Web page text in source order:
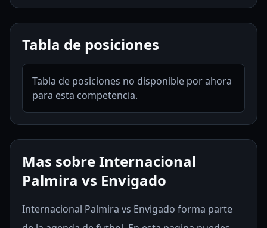
Tabla de posiciones
Tabla de posiciones no disponible por ahora
para esta competencia.
Mas sobre Internacional
Palmira vs Envigado
Internacional Palmira vs Envigado forma parte